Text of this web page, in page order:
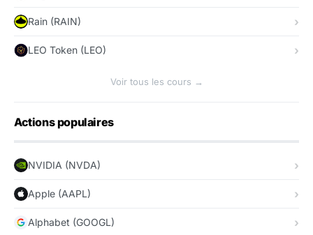
Rain (RAIN)
LEO Token (LEO)
Voir tous les cours →
Actions populaires
NVIDIA (NVDA)
Apple (AAPL)
Alphabet (GOOGL)